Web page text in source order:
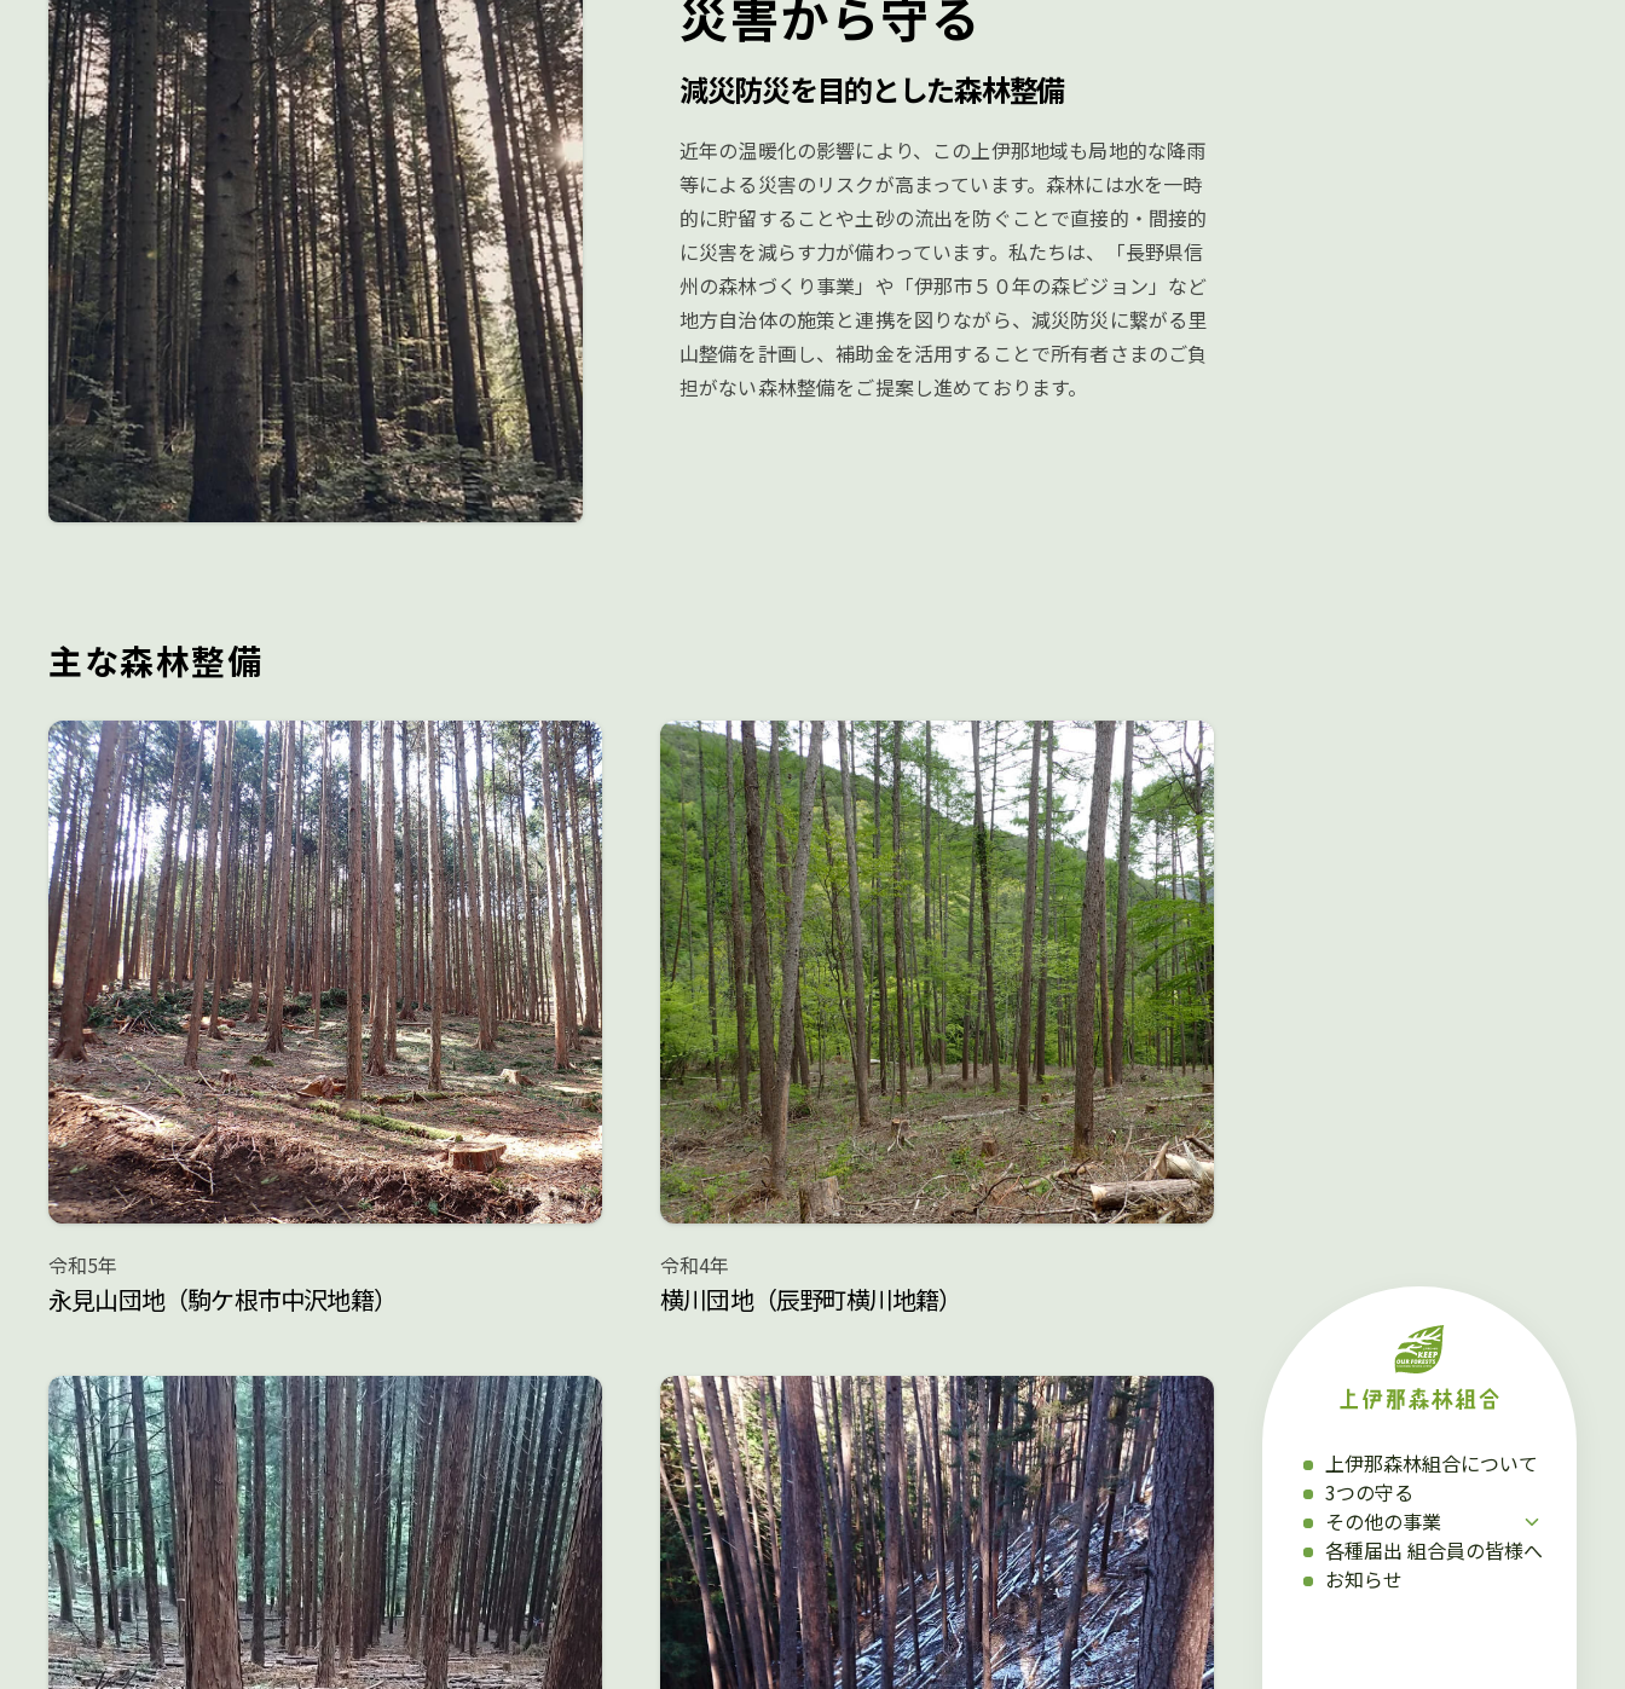
上伊那森林組合について
3つの守る
その他の事業
各種届出 組合員の皆様へ
お知らせ
​災害から守る
減災防災を目的とした森林整備
近年の温暖化の影響により、この上伊那地域も局地的な降雨
等による災害のリスクが高まっています。森林には水を一時
的に貯留することや土砂の流出を防ぐことで直接的・間接的
に災害を減らす力が備わっています。私たちは、「長野県信
州の森林づくり事業」や「伊那市５０年の森ビジョン」など
地方自治体の施策と連携を図りながら、減災防災に繋がる里
山整備を計画し、補助金を活用することで所有者さまのご負
担がない森林整備をご提案し進めております。
主な森林整備
令和5年
永見山団地（駒ケ根市中沢地籍）
令和4年
横川団地（辰野町横川地籍）